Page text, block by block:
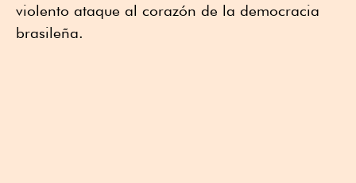
violento ataque al corazón de la democracia
brasileña.